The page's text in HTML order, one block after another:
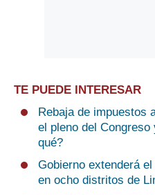
TE PUEDE INTERESAR
Rebaja de impuestos
el pleno del
qué?
Gobierno extenderá
en ocho distritos de